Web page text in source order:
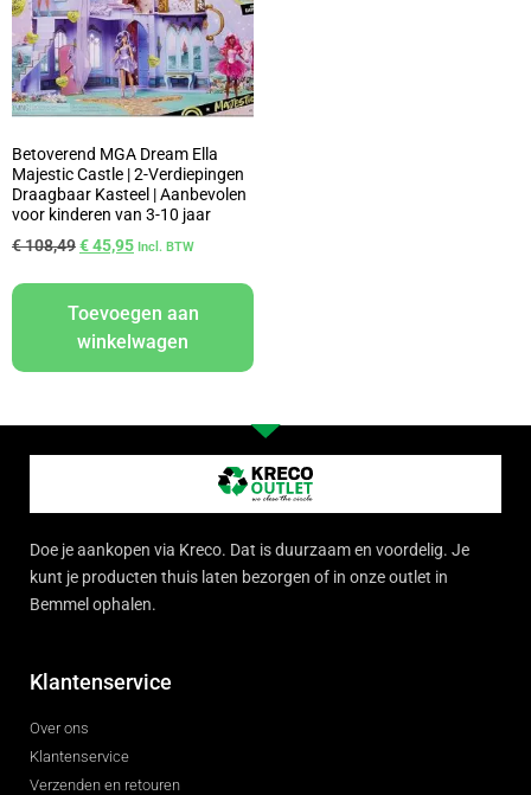
Betoverend MGA Dream Ella
Majestic Castle | 2-Verdiepingen
Draagbaar Kasteel | Aanbevolen
voor kinderen van 3-10 jaar
€108,49€45,95 Incl. BTW
Toevoegen aan
winkelwagen
Doe je aankopen via Kreco. Dat is duurzaam en voordelig. Je
kunt je producten thuis laten bezorgen of in onze outlet in
Bemmel ophalen.
Klantenservice
Over ons
Klantenservice
Verzenden en retouren